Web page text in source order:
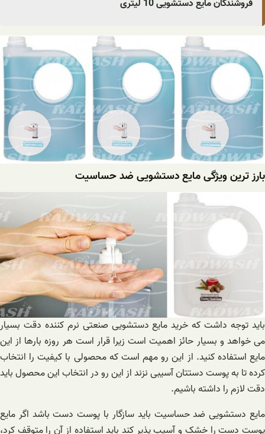
فروشندگان مایع دستشویی 10 لیتری
بارز ترین ویژگی مایع دستشویی ضد حساسیت
باید توجه داشت که خرید مایع دستشویی صنعتی نرم کننده دقت بسیار
می خواهد و بسیار حائز اهمیت است زیرا قرار است هر روزه بارها از این
مایع استفاده کنید. از این رو مهم است که محصولی با کیفیت را انتخاب
کرده تا به پوست دستتان آسیبی نزند از این رو در انتخاب این محصول باید
دقت لازم را داشته باشیم.
مایع دستشویی ضد حساسیت باید سازگار با پوست دست باشد اگر مایع
پوست دست را خشک و آسیب پذیر کند باید استفاده از آن را متوقف کرد،